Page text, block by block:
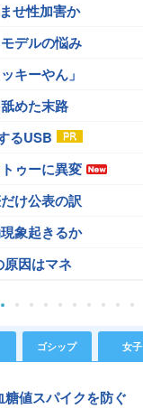
せ性加害か
デルの悩み
キーやん」
めた末路
るUSB
ゥーに異変
け公表の訳
象起きるか
原因はマネ
ゴシップ 女子
糖値スパイクを防ぐ